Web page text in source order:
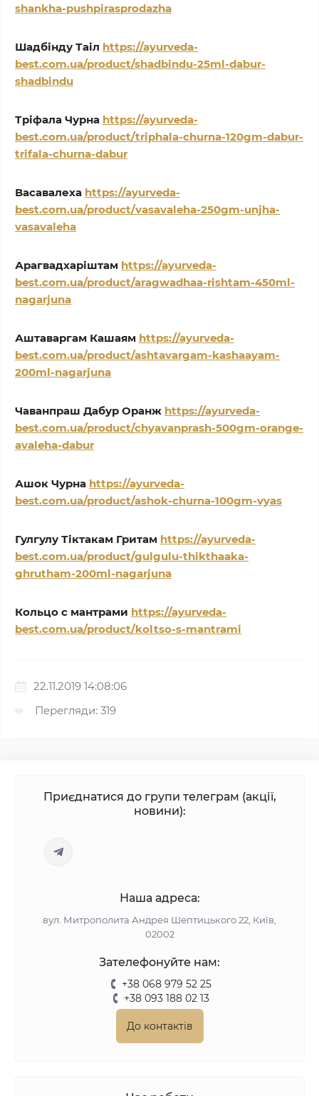
shankha-pushpirasprodazha
Шадбінду Таіл https://ayurveda-
best.com.ua/product/shadbindu-25ml-dabur-
shadbindu
Тріфала Чурна https://ayurveda-
best.com.ua/product/triphala-churna-120gm-dabur-
trifala-churna-dabur
Васавалеха https://ayurveda-
best.com.ua/product/vasavaleha-250gm-unjha-
vasavaleha
Арагвадхаріштам https://ayurveda-
best.com.ua/product/aragwadhaa-rishtam-450ml-
nagarjuna
Аштаваргам Кашаям https://ayurveda-
best.com.ua/product/ashtavargam-kashaayam-
200ml-nagarjuna
Чаванпраш Дабур Оранж https://ayurveda-
best.com.ua/product/chyavanprash-500gm-orange-
avaleha-dabur
Ашок Чурна https://ayurveda-
best.com.ua/product/ashok-churna-100gm-vyas
Гулгулу Тіктакам Гритам https://ayurveda-
best.com.ua/product/gulgulu-thikthaaka-
ghrutham-200ml-nagarjuna
Кольцо с мантрами https://ayurveda-
best.com.ua/product/koltso-s-mantrami
22.11.2019 14:08:06
Перегляди: 319
Приєднатися до групи телеграм (акції,
новини):
Наша адреса:
вул. Митрополита Андрея Шептицького 22, Київ,
02002
Зателефонуйте нам:
+38 068 979 52 25
+38 093 188 02 13
До контактів